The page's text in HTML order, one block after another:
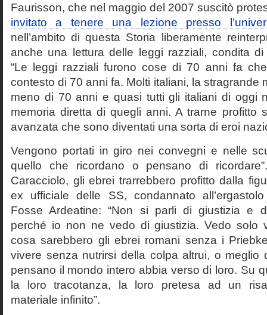
Faurisson, che nel maggio del 2007 suscitò
invitato a tenere una lezione presso
nell’ambito di questa Storia liberamente
anche una lettura delle leggi razziali, condita di
“Le leggi razziali furono cose di 70 anni fa
contesto di 70 anni fa. Molti italiani, la stragrande
meno di 70 anni e quasi tutti gli italiani di oggi
memoria diretta di quegli anni. A trarne profitto
avanzata che sono diventati una sorta di eroi
Vengono portati in giro nei convegni e nelle
quello che ricordano o pensano di
Caracciolo, gli ebrei trarrebbero profitto dalla
ex ufficiale delle SS, condannato
Fosse Ardeatine: “Non si parli di giustizia e
perché io non ne vedo di giustizia. Vedo solo
cosa sarebbero gli ebrei romani senza i
vivere senza nutrirsi della colpa altrui, o meglio
pensano il mondo intero abbia verso di loro. Su
la loro tracotanza, la loro pretesa ad un
materiale infinito”.